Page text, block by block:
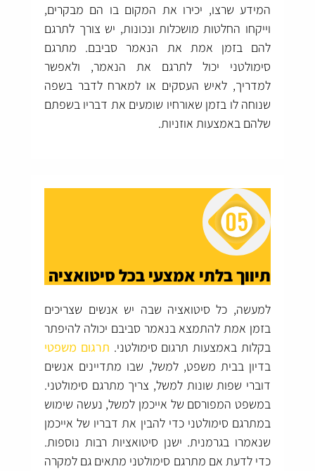
המידע שרצו, יכירו את המקום בו הם מבקרים,
וייקחו החלטות מושכלות ונכונות, יש צורך לתרגם
להם בזמן אמת את הנאמר סביבם. מתרגם
סימולטני יכול לתרגם את הנאמר, ולאפשר
למדריך, לאיש העסקים או למארח לדבר בשפה
שנוחה לו בזמן שאורחיו שומעים את דבריו בשפתם
שלהם באמצעות אוזניות.
תיווך בלתי אמצעי בכל סיטואציה
למעשה, כל סיטואציה שבה יש אנשים שצריכים
בזמן אמת להתמצא בנאמר סביבם יכולה להיפתר
בקלות באמצעות תרגום סימולטני. תרגום משפטי
בדיון בבית משפט, למשל, שבו מתדיינים אנשים
דוברי שפות שונות למשל, צריך מתרגם סימולטני.
במשפט המפורסם של אייכמן למשל, נעשה שימוש
במתרגם סימולטני כדי להבין את דבריו של אייכמן
שנאמרו בגרמנית. ישנן סיטואציות רבות נוספות.
כדי לדעת אם מתרגם סימולטני מתאים גם למקרה